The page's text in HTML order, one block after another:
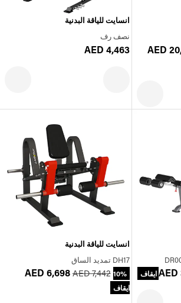
AED
انسايت للياقة البدنية
نصف رف
AED 4,463
AED
انسايت للياقة البدنية
DH17 تمديد الساق
AED 6,698 AED 7,442 10%
ايقاف